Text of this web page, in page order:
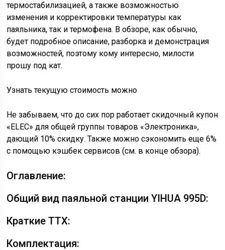
термостабилизацией, а также возможностью
изменения и корректировки температуры как
паяльника, так и термофена. В обзоре, как обычно,
будет подробное описание, разборка и демонстрация
возможностей, поэтому кому интересно, милости
прошу под кат.
Узнать текущую стоимость можно
Не забываем, что до сих пор работает скидочный купон
«ELEC» для общей группы товаров «Электроника»,
дающий 10% скидку. Также можно сэкономить еще 6%
с помощью кэшбек сервисов (см. в конце обзора).
Оглавление:
Общий вид паяльной станции YIHUA 995D:
Краткие ТТХ:
Комплектация: